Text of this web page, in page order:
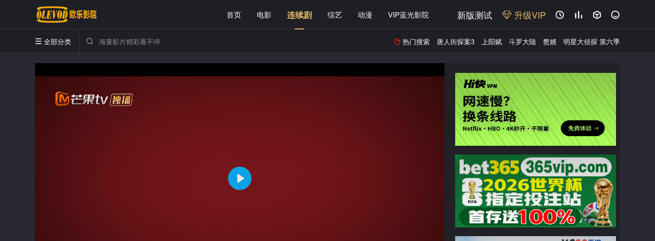
首页 电影 连续剧 综艺 动漫 VIP蓝光影院 新版测试 升级VIP    
 全部分类   热门搜索 唐人街探案3 上阳赋 斗罗大陆 赘婿 明星大侦探 第六季